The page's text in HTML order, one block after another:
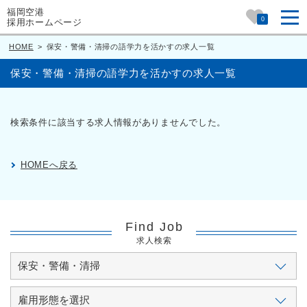
福岡空港
採用ホームページ
0
HOME > 保安・警備・清掃の語学力を活かすの求人一覧
保安・警備・清掃の語学力を活かすの求人一覧
検索条件に該当する求人情報がありませんでした。
HOMEへ戻る
Find Job
求人検索